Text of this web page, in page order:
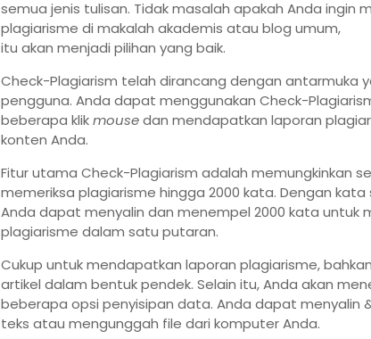
semua jenis tulisan. Tidak masalah apakah Anda ingin
plagiarisme di makalah akademis atau blog umum,
itu akan menjadi pilihan yang baik.
Check-Plagiarism telah dirancang dengan antarmuka
pengguna. Anda dapat menggunakan Check-
beberapa klikmousedan mendapatkan laporan
konten Anda.
Fitur utama Check-Plagiarism adalah memungkinkan
memeriksa plagiarisme hingga 2000 kata. Dengan kata
Anda dapat menyalin dan menempel 2000 kata untuk
plagiarisme dalam satu putaran.
Cukup untuk mendapatkan laporan plagiarisme,
artikel dalam bentuk pendek. Selain itu, Anda akan
beberapa opsi penyisipan data. Anda dapat menyalin
teks atau mengunggah file dari komputer Anda.